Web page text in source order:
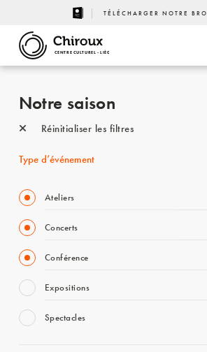
TÉLÉCHARGER NOTRE
CENTRE CULTUREL - LIÈGE
Notre saison
Réinitialiser les filtres
Type d’événement
Ateliers
Concerts
Conférence
Expositions
Spectacles